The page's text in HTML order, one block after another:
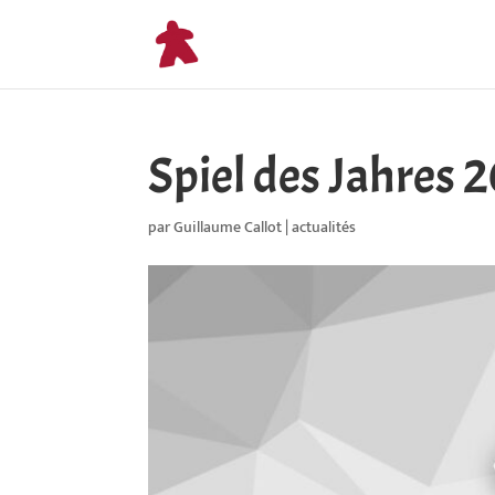
Spiel des Jahres
parGuillaume Callot|actualités